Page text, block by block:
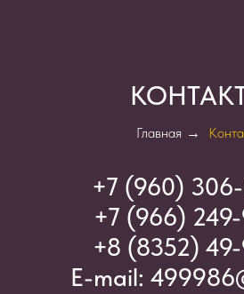
Главная →
+7 (960)
+7 (966)
+8 (8352)
E-mail: